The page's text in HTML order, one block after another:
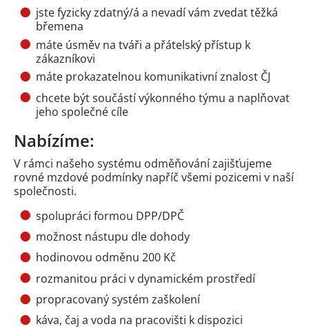
jste fyzicky zdatný/á a nevadí vám zvedat těžká
břemena
máte úsměv na tváři a přátelský přístup k
zákazníkovi
máte prokazatelnou komunikativní znalost ČJ
chcete být součástí výkonného týmu a naplňovat
jeho společné cíle
Nabízíme:
V rámci našeho systému odměňování zajišťujeme
rovné mzdové podmínky napříč všemi pozicemi v naší
společnosti.
spolupráci formou DPP/DPČ
možnost nástupu dle dohody
hodinovou odměnu 200 Kč
rozmanitou práci v dynamickém prostředí
propracovaný systém zaškolení
káva, čaj a voda na pracovišti k dispozici